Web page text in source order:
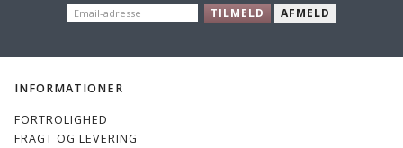
EMAIL-
ADRESSE
TILMELD AFMELD
INFORMATIONER
FORTROLIGHED
FRAGT OG LEVERING